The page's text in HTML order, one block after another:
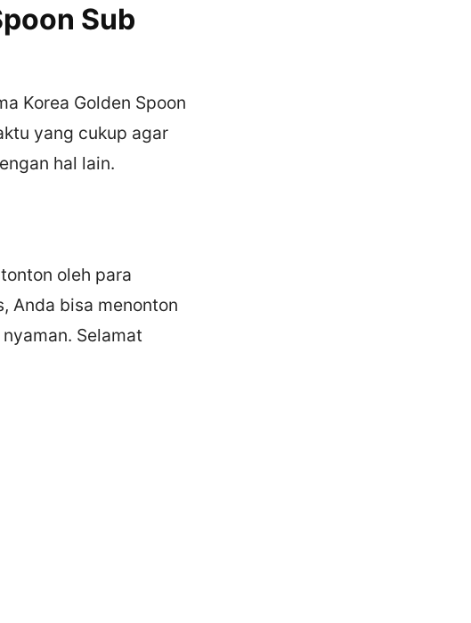
Sub
Korea Golden Spoon
yang cukup agar
hal lain.
oleh para
Anda bisa menonton
Selamat